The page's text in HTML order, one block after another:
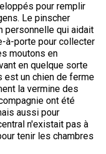
pour remplir
Le pinscher
personnelle qui aidait
à-porte pour collecter
moutons en
en quelque sorte
est un chien de ferme
la vermine des
ont été
aussi pour
n'existait pas à
tenir les chambres